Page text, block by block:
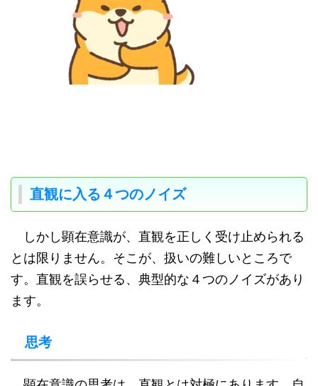
直観に入る４つのノイズ
しかし顕在意識が、直観を正しく受け止められる
とは限りません。そこが、扱いの難しいところで
す。直観を誤らせる、典型的な４つのノイズがあり
ます。
思考